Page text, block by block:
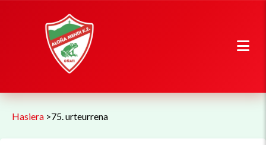
Hasiera >75. urteurrena